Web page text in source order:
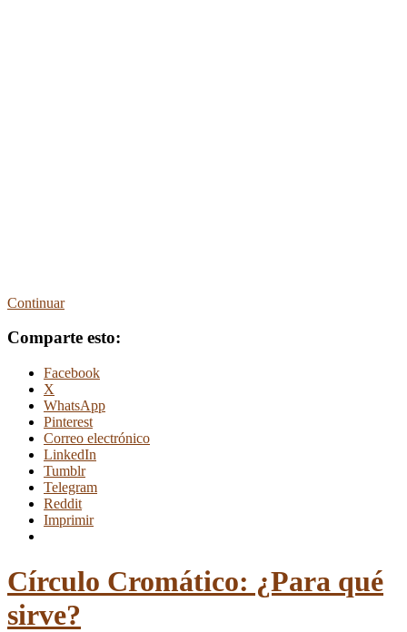
Continuar
Comparte esto:
Facebook
X
WhatsApp
Pinterest
Correo electrónico
LinkedIn
Tumblr
Telegram
Reddit
Imprimir
Círculo Cromático: ¿Para qué
sirve?